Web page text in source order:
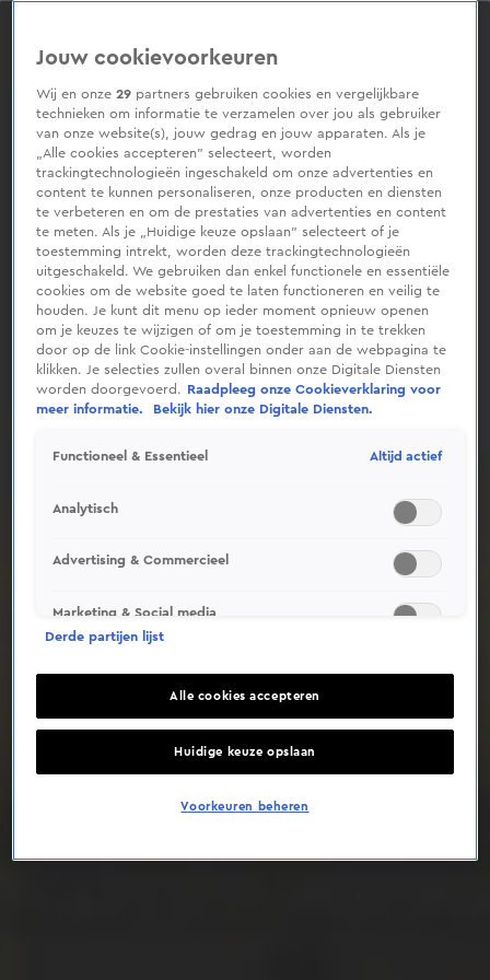
0
seconds
Deze video is niet beschikbaar op je huidige locatie
Jouw cookievoorkeuren
Wij en onze29 partners gebruiken cookies en vergelijkbare
technieken om informatie te verzamelen over jou als gebruiker
van onze website(s), jouw gedrag en jouw apparaten. Als je
„Alle cookies accepteren” selecteert, worden
trackingtechnologieën ingeschakeld om onze advertenties en
content te kunnen personaliseren, onze producten en diensten
te verbeteren en om de prestaties van advertenties en content
te meten. Als je „Huidige keuze opslaan” selecteert of je
toestemming intrekt, worden deze trackingtechnologieën
uitgeschakeld. We gebruiken dan enkel functionele en essentiële
cookies om de website goed te laten functioneren en veilig te
houden. Je kunt dit menu op ieder moment opnieuw openen
om je keuzes te wijzigen of om je toestemming in te trekken
door op de link Cookie-instellingen onder aan de webpagina te
klikken. Je selecties zullen overal binnen onze Digitale Diensten
worden doorgevoerd.
Raadpleeg onze Cookieverklaring voor
meer informatie.
Bekijk hier onze Digitale Diensten.
Functioneel & Essentieel Altijd actief
Analytisch
Advertising & Commercieel
Marketing & Social media
Derde partijen lijst
Alle cookies accepteren
Huidige keuze opslaan
Voorkeuren beheren